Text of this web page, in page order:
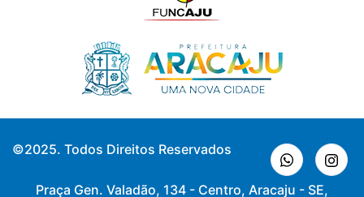
©2025. Todos Direitos Reservados
Praça Gen. Valadão, 134 - Centro, Aracaju - SE,